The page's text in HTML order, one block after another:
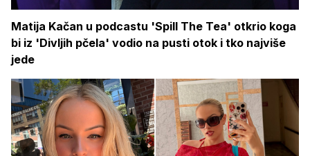
Matija Kačan u podcastu 'Spill The Tea' otkrio koga
bi iz 'Divljih pčela' vodio na pusti otok i tko najviše
jede